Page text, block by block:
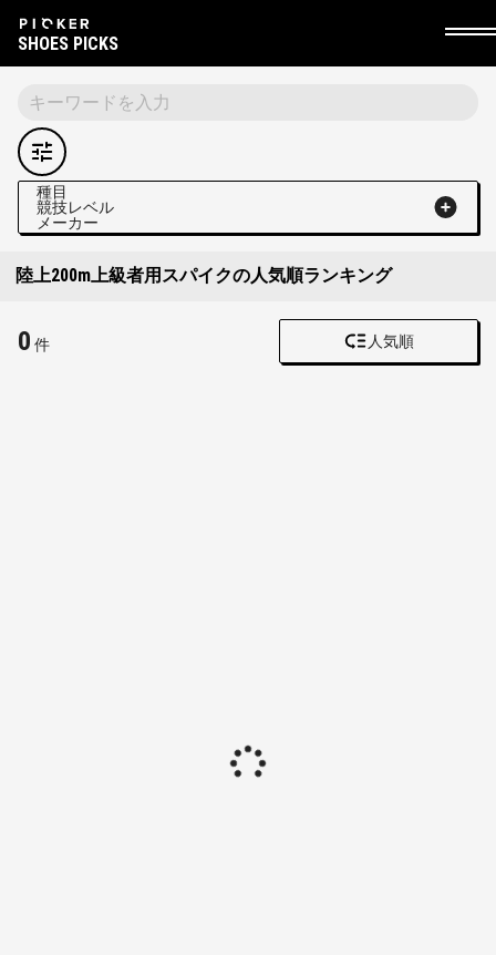
SHOES PICKS
種目
競技レベル
メーカー
陸上200m上級者用スパイクの人気順ランキング
0 件 人気順